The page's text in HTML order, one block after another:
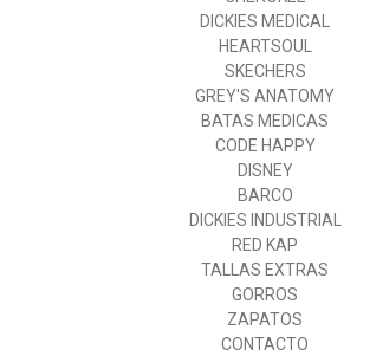
DICKIES MEDICAL
HEARTSOUL
SKECHERS
GREY'S ANATOMY
BATAS MEDICAS
CODE HAPPY
DISNEY
BARCO
DICKIES INDUSTRIAL
RED KAP
TALLAS EXTRAS
GORROS
ZAPATOS
CONTACTO